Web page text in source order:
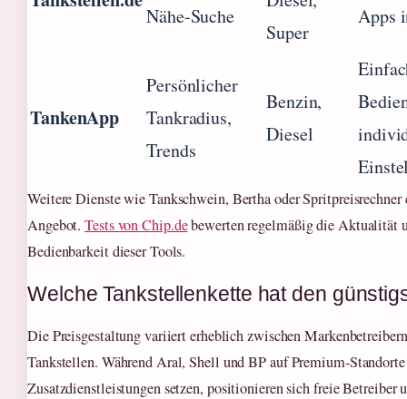
Nähe-Suche
Super
Apps
TankenApp
Persönlicher
Tankradius,
Trends
Benzin,
Diesel
Weitere Dienste wie Tankschwein, Bertha oder Spritpreisrechner
Angebot.Tests von Chip.debewerten regelmäßig die Aktualität
Bedienbarkeit dieser Tools.
Welche Tankstellenkette hat den
Die Preisgestaltung variiert erheblich zwischen
Tankstellen. Während Aral, Shell und BP auf Premium-
Zusatzdienstleistungen setzen, positionieren sich freie Betreiber